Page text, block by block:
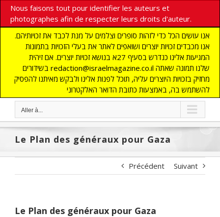
Nous faisons tout pour identifier les auteurs et
photographes afin de respecter leurs droits d'auteur.
אנו עושים הכל כדי לזהות סופרים וצלמים על מנת לכבד את זכויותיהם.
אנו מכבדים זכויות יוצרים ושואפים לאתר את בעלי הזכויות בתמונות
המגיעות אלינו כנדרש בסעיף 27א בנושא זכויות יוצרים. אם זיהית
בשידורים redaction@israelmagazine.co.il שלנו תמונה שאתה
מחזיק בזכויות היוצרים עליה, תוכל לפנות אלינו ולבקש מאיתנו להפסיק
להשתמש בה, באמצעות כתובת הדואר האלקטרוני
Aller à...
Le Plan des généraux pour Gaza
Précédent Suivant
Le Plan des généraux pour Gaza